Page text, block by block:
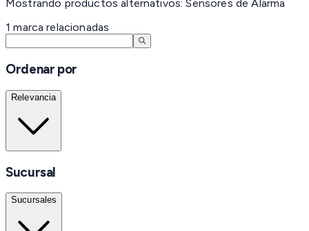
Mostrando productos alternativos: Sensores de Alarma
1 marca relacionadas
Ordenar por
Relevancia
Sucursal
Sucursales